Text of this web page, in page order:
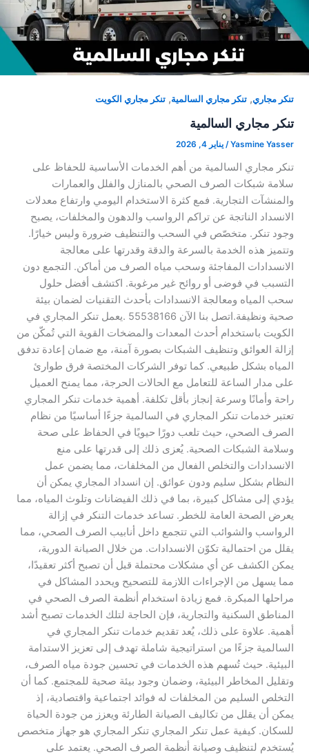
تنكر مجاري,تنكر مجاري السالمية,تنكر مجاري الكويت
تنكر مجاري السالمية
Yasmine Yasser
/يناير 4, 2026
تنكر مجاري السالمية من أهم الخدمات الأساسية للحفاظ على
سلامة شبكات الصرف الصحي بالمنازل والفلل والعمارات
والمنشآت التجارية. فمع كثرة الاستخدام اليومي وارتفاع معدلات
الانسداد الناتجة عن تراكم الرواسب والدهون والمخلفات، يصبح
وجود تنكر. متخصّص في السحب والتنظيف ضرورة وليس خيارًا.
وتتميز هذه الخدمة بالسرعة والدقة وقدرتها على معالجة
الانسدادات المفاجئة وسحب مياه الصرف من أماكن. التجمع دون
التسبب في فوضى أو روائح غير مرغوبة. اكتشف أفضل حلول
سحب المياه ومعالجة الانسدادات بأحدث التقنيات لضمان بيئة
صحية ونظيفة.اتصل بنا الآن 55538166 .يعمل تنكر المجاري في
الكويت باستخدام أحدث المعدات والمضخات القوية التي تُمكّن من
إزالة العوائق وتنظيف الشبكات بصورة آمنة، مع ضمان إعادة تدفق
المياه بشكل طبيعي. كما توفر الشركات المختصة فرق طوارئ
على مدار الساعة للتعامل مع الحالات الحرجة، مما يمنح العميل
راحة وأمانًا وسرعة إنجاز بأقل تكلفة. أهمية خدمات تنكر المجاري
تعتبر خدمات تنكر المجاري في السالمية جزءًا أساسيًا من نظام
الصرف الصحي، حيث تلعب دورًا حيويًا في الحفاظ على صحة
وسلامة الشبكات الصحية. يُعزى ذلك إلى قدرتها على منع
الانسدادات والتخلص الفعال من المخلفات، مما يضمن عمل
النظام بشكل سليم ودون عوائق. إن انسداد المجاري يمكن أن
يؤدي إلى مشاكل كبيرة، بما في ذلك الفيضانات وتلوث المياه، مما
يعرض الصحة العامة للخطر. تساعد خدمات التنكر في إزالة
الرواسب والشوائب التي تتجمع داخل أنابيب الصرف الصحي، مما
يقلل من احتمالية تكوّن الانسدادات. من خلال الصيانة الدورية،
يمكن الكشف عن أي مشكلات محتملة قبل أن تصبح أكثر تعقيدًا،
مما يسهل من الإجراءات اللازمة للتصحيح ويحدد المشاكل في
مراحلها المبكرة. فمع زيادة استخدام أنظمة الصرف الصحي في
المناطق السكنية والتجارية، فإن الحاجة لتلك الخدمات تصبح أشد
أهمية. علاوة على ذلك، يُعد تقديم خدمات تنكر المجاري في
السالمية جزءًا من استراتيجية شاملة تهدف إلى تعزيز الاستدامة
البيئية. حيث تُسهم هذه الخدمات في تحسين جودة مياه الصرف،
وتقليل المخاطر البيئية، وضمان وجود بيئة صحية للمجتمع. كما أن
التخلص السليم من المخلفات له فوائد اجتماعية واقتصادية، إذ
يمكن أن يقلل من تكاليف الصيانة الطارئة ويعزز من جودة الحياة
للسكان. كيفية عمل تنكر المجاري تنكر المجاري هو جهاز متخصص
يُستخدم لتنظيف وصيانة أنظمة الصرف الصحي. يعتمد على